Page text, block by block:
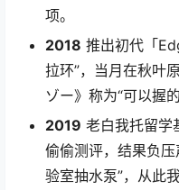
项。
2018 推出初代「
拉环”，当月在秋叶
ゾー》称为“可以握
2019 老白我托留学
偷偷测评，结果负
验室抽水泵”，从此